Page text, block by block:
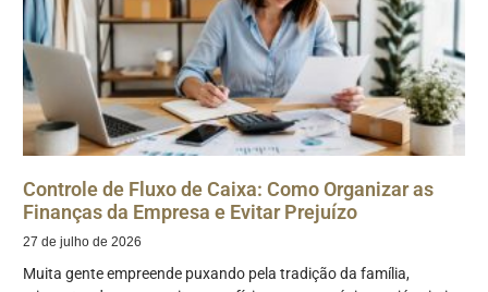
Controle de Fluxo de Caixa: Como Organizar as
Finanças da Empresa e Evitar Prejuízo
27 de julho de 2026
Muita gente empreende puxando pela tradição da família,